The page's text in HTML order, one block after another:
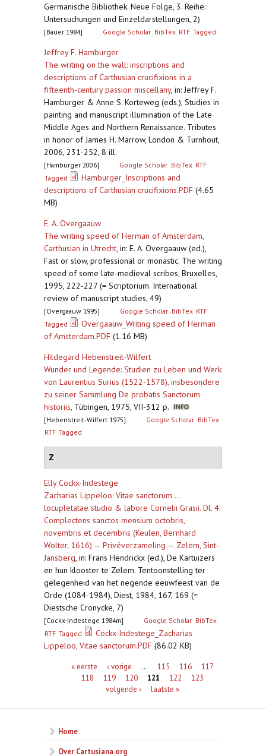
Germanische Bibliothek. Neue Folge, 3. Reihe:
Untersuchungen und Einzeldarstellungen, 2)
[Bauer 1984] Google Scholar BibTex RTF Tagged
Jeffrey F. Hamburger
The writing on the wall: inscriptions and
descriptions of Carthusian crucifixions in a
fifteenth-century passion miscellany, in: Jeffrey F.
Hamburger & Anne S. Korteweg (eds.), Studies in
painting and manuscript illumination of the Late
Middle Ages and Northern Renaissance. Tributes
in honor of James H. Marrow, London & Turnhout,
2006, 231-252, 8 ill.
[Hamburger 2006] Google Scholar BibTex RTF
Tagged
Hamburger_Inscriptions and
descriptions of Carthusian crucifixions.PDF (4.65
MB)
E. A. Overgaauw
The writing speed of Herman of Amsterdam,
Carthusian in Utrecht, in: E. A. Overgaauw (ed.),
Fast or slow, professional or monastic. The writing
speed of some late-medieval scribes, Bruxelles,
1995, 222-227 (= Scriptorium. International
review of manuscript studies, 49)
[Overgaauw 1995] Google Scholar BibTex RTF
Tagged
Overgaauw_Writing speed of Herman
of Amsterdam.PDF (1.16 MB)
Hildegard Hebenstreit-Wilfert
Wunder und Legende: Studien zu Leben und Werk
von Laurentius Surius (1522-1578), insbesondere
zu seiner Sammlung De probatis Sanctorum
historiis, Tübingen, 1975, VII-312 p.
[Hebenstreit-Wilfert 1975] Google Scholar BibTex
RTF Tagged
Z
Elly Cockx-Indestege
Zacharias Lippeloo: Vitae sanctorum ...
locupletatae studio & labore Cornelii Grasii. Dl. 4:
Complectens sanctos mensium octobris,
novembris et decembris (Keulen, Bernhard
Wolter, 1616) — Privéverzameling — Zelem, Sint-
Jansberg, in: Frans Hendrickx (ed.), De Kartuizers
en hun klooster te Zelem. Tentoonstelling ter
gelegenheid van het negende eeuwfeest van de
Orde (1084-1984), Diest, 1984, 167, 169 (=
Diestsche Cronycke, 7)
[Cockx-Indestege 1984m] Google Scholar BibTex
RTF Tagged
Cockx-Indestege_Zacharias
Lippeloo, Vitae sanctorum.PDF (86.02 KB)
Pagina's« eerste ‹ vorige … 115 116
117
118
119 120 121 122
123
volgende ›
laatste »
Home
Over Cartusiana.org